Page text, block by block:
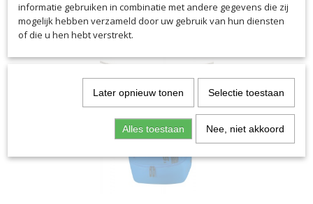
Ook interessant
informatie gebruiken in combinatie met andere gegevens die zij
mogelijk hebben verzameld door uw gebruik van hun diensten
of die u hen hebt verstrekt.
Later opnieuw tonen Selectie toestaan
Alles toestaan Nee, niet akkoord